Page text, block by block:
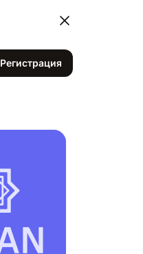
Регистрация